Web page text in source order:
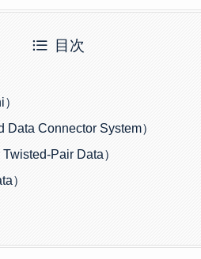
目次
Connector System）
Pair Data）
）